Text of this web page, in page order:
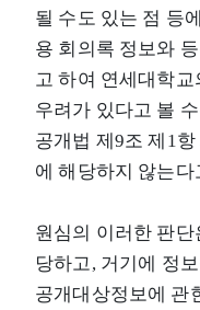
될 수도 있는 점 등
용 회의록 정보와
고 하여 연세대학
우려가 있다고 볼
공개법 제9조 제1
에 해당하지 않는다
원심의 이러한 판
당하고, 거기에 정
공개대상정보에 관